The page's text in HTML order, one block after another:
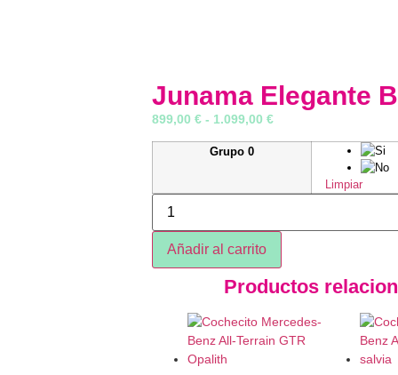
Junama Elegante
899,00 € - 1.099,00 €
Grupo 0
Limpiar
Añadir al carrito
Productos